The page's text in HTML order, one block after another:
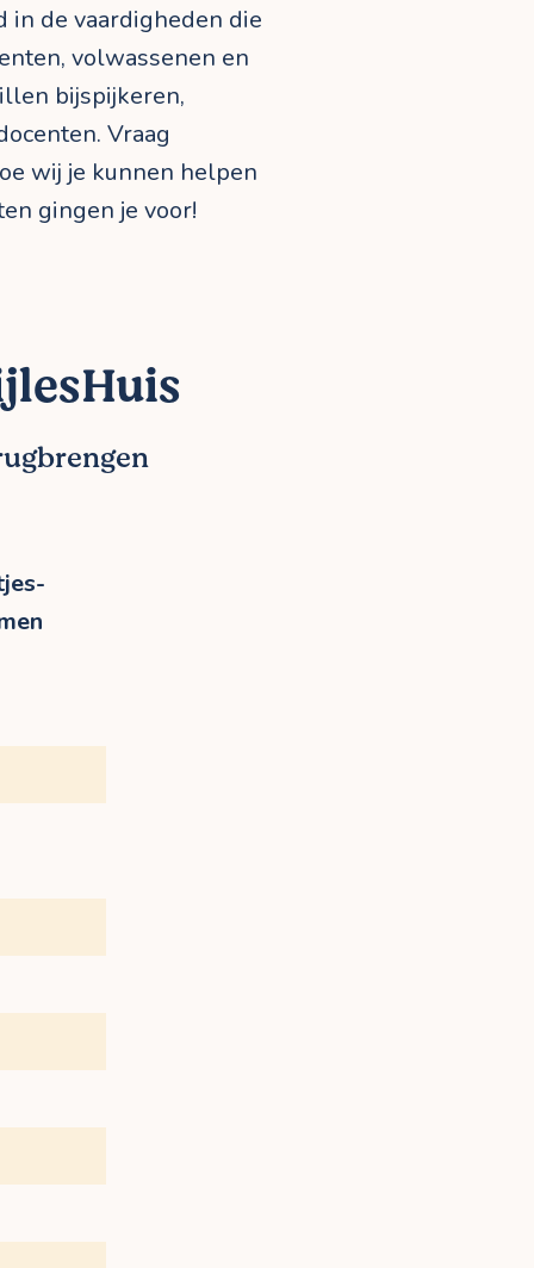
in de vaardigheden die
volwassenen en
bijspijkeren,
Vraag
wij je kunnen helpen
gingen je voor!